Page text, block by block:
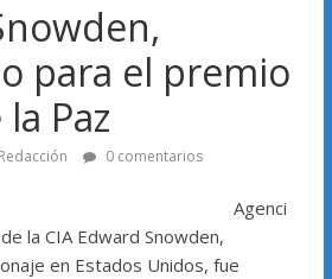
para el premio
Paz
Redacción 0 comentarios
Agenci
la CIA Edward Snowden,
en Estados Unidos, fue